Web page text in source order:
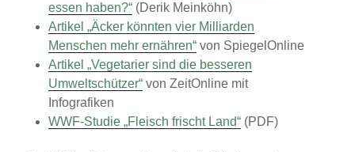
essen haben?“ (Derik Meinköhn)
Artikel „Äcker könnten vier Milliarden
Menschen mehr ernähren“ von SpiegelOnline
Artikel „Vegetarier sind die besseren
Umweltschützer“ von ZeitOnline mit
Infografiken
WWF-Studie „Fleisch frischt Land“ (PDF)